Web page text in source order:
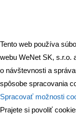
Tento web používa
webu WeNet SK, s.r.o.
o návštevnosti a
spôsobe spracovania
Spracovať možnosti
Prajete si povoliť